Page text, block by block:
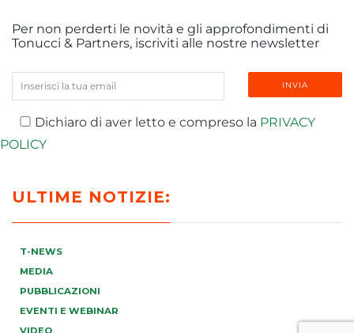
Per non perderti le novità e gli approfondimenti di
Tonucci & Partners, iscriviti alle nostre newsletter
Dichiaro di aver letto e compreso la PRIVACY
POLICY
ULTIME NOTIZIE:
T-NEWS
MEDIA
PUBBLICAZIONI
EVENTI E WEBINAR
VIDEO